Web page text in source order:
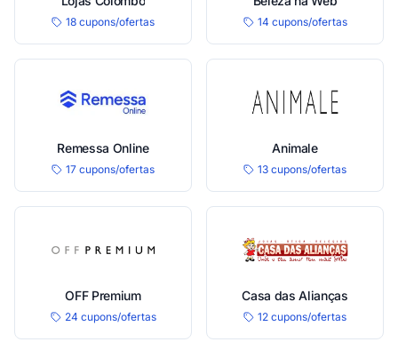
18 cupons/ofertas 14 cupons/ofertas
Remessa Online
17 cupons/ofertas
Animale
13 cupons/ofertas
OFF Premium
24 cupons/ofertas
Casa das Alianças
12 cupons/ofertas